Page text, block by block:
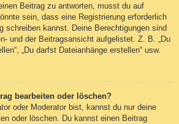
Beitrag zu antworten, musst du auf
sein, dass eine Registrierung erforderlich
schreiben kannst. Deine Berechtigungen sind
und der Beitragsansicht aufgelistet. Z. B. „Du
„Du darfst Dateianhänge erstellen“ usw.
bearbeiten oder löschen?
oder Moderator bist, kannst du nur deine
oder löschen. Du kannst einen Beitrag